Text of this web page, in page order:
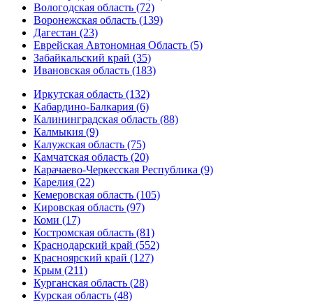
Вологодская область (72)
Воронежская область (139)
Дагестан (23)
Еврейская Автономная Область (5)
Забайкальский край (35)
Ивановская область (183)
Иркутская область (132)
Кабардино-Балкария (6)
Калининградская область (88)
Калмыкия (9)
Калужская область (75)
Камчатская область (20)
Карачаево-Черкесская Республика (9)
Карелия (22)
Кемеровская область (105)
Кировская область (97)
Коми (17)
Костромская область (81)
Краснодарский край (552)
Красноярский край (127)
Крым (211)
Курганская область (28)
Курская область (48)